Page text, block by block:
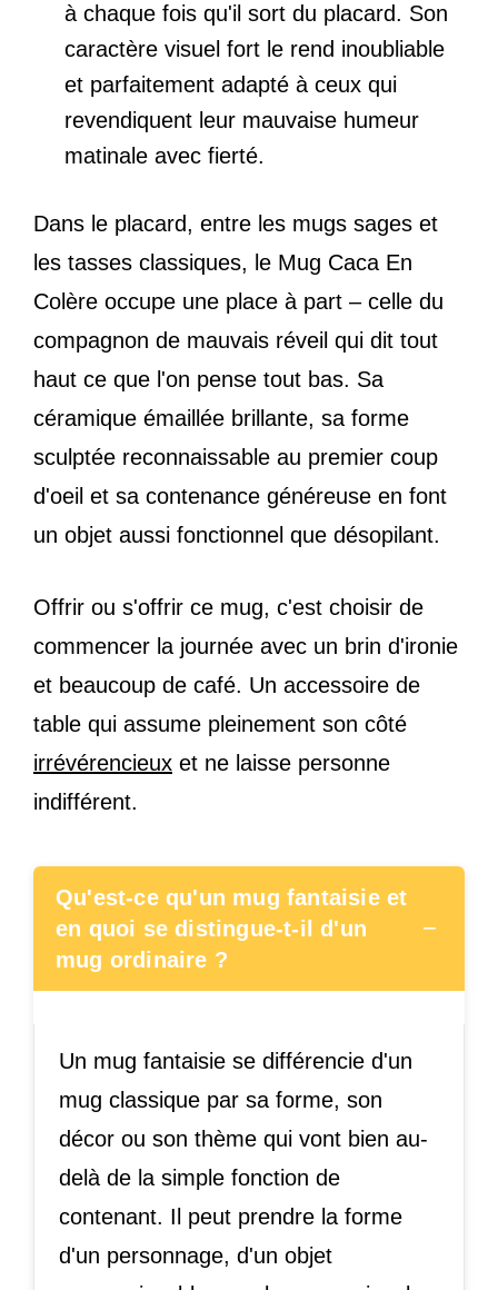
à chaque fois qu'il sort du placard. Son
caractère visuel fort le rend inoubliable
et parfaitement adapté à ceux qui
revendiquent leur mauvaise humeur
matinale avec fierté.
Dans le placard, entre les mugs sages et
les tasses classiques, le Mug Caca En
Colère occupe une place à part – celle du
compagnon de mauvais réveil qui dit tout
haut ce que l'on pense tout bas. Sa
céramique émaillée brillante, sa forme
sculptée reconnaissable au premier coup
d'oeil et sa contenance généreuse en font
un objet aussi fonctionnel que désopilant.
Offrir ou s'offrir ce mug, c'est choisir de
commencer la journée avec un brin d'ironie
et beaucoup de café. Un accessoire de
table qui assume pleinement son côté
irrévérencieux et ne laisse personne
indifférent.
Qu'est-ce qu'un mug fantaisie et
en quoi se distingue-t-il d'un
mug ordinaire ?
−
Un mug fantaisie se différencie d'un
mug classique par sa forme, son
décor ou son thème qui vont bien au-
delà de la simple fonction de
contenant. Il peut prendre la forme
d'un personnage, d'un objet